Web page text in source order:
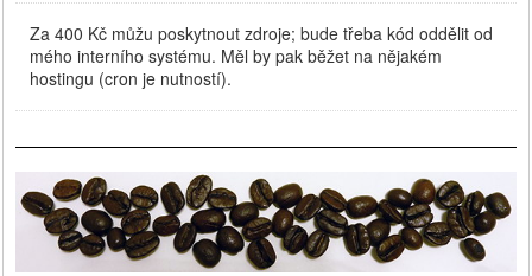
Za 400 Kč můžu poskytnout zdroje; bude třeba kód oddělit od
mého interního systému. Měl by pak běžet na nějakém
hostingu (cron je nutností).